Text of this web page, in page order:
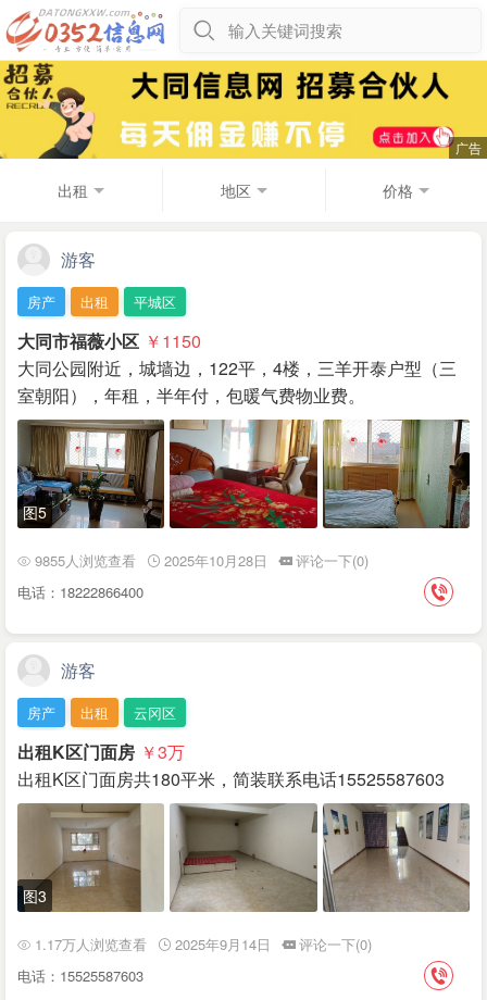
输入关键词搜索
出租 地区 价格
游客
房产 出租 平城区
大同市福薇小区 ￥1150
大同公园附近，城墙边，122平，4楼，三羊开泰户型（三
室朝阳），年租，半年付，包暖气费物业费。
图5
9855人浏览查看 2025年10月28日
评论一下(0)
电话：18222866400
游客
房产 出租 云冈区
出租K区门面房 ￥3万
出租K区门面房共180平米，简装联系电话15525587603
图3
1.17万人浏览查看 2025年9月14日
评论一下(0)
电话：15525587603